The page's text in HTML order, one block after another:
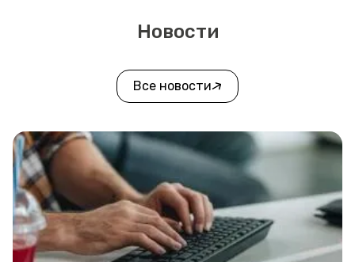
Новости
Все новости